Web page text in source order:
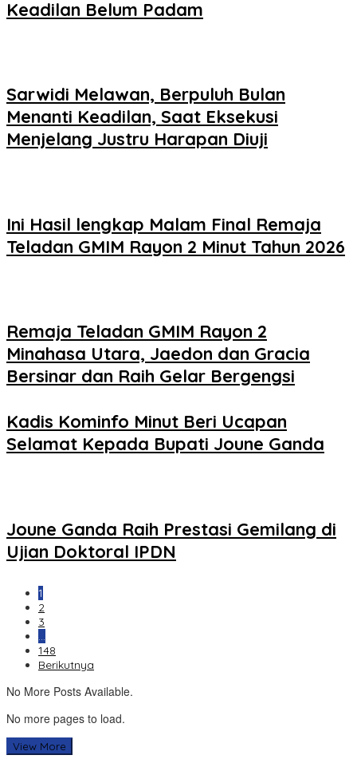
Keadilan Belum Padam
Sarwidi Melawan, Berpuluh Bulan
Menanti Keadilan, Saat Eksekusi
Menjelang Justru Harapan Diuji
Ini Hasil lengkap Malam Final Remaja
Teladan GMIM Rayon 2 Minut Tahun 2026
Remaja Teladan GMIM Rayon 2
Minahasa Utara, Jaedon dan Gracia
Bersinar dan Raih Gelar Bergengsi
Kadis Kominfo Minut Beri Ucapan
Selamat Kepada Bupati Joune Ganda
Joune Ganda Raih Prestasi Gemilang di
Ujian Doktoral IPDN
1
2
3
…
148
Berikutnya
No More Posts Available.
No more pages to load.
View More